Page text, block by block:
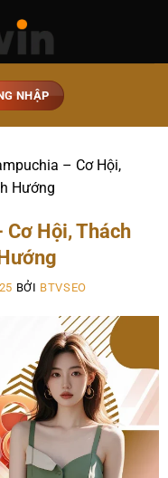
NHẬP
– Cơ Hội,
Hướng
Hội, Thách
BỞI BTVSEO